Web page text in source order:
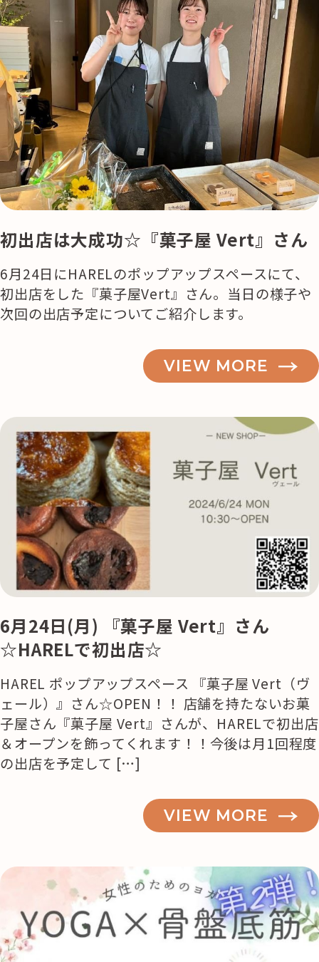
初出店は大成功☆『菓子屋 Vert』さん
6月24日にHARELのポップアップスペースにて、
初出店をした『菓子屋Vert』さん。当日の様子や
次回の出店予定についてご紹介します。
VIEW MORE
6月24日(月) 『菓子屋 Vert』さん
☆HARELで初出店☆
HAREL ポップアップスペース 『菓子屋 Vert（ヴ
ェール）』さん☆OPEN！！ 店舗を持たないお菓
子屋さん『菓子屋 Vert』さんが、HARELで初出店
＆オープンを飾ってくれます！！今後は月1回程度
の出店を予定して […]
VIEW MORE